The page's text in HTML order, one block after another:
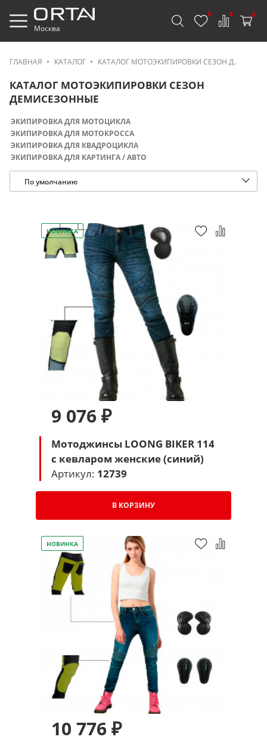
Москва
0 0 0
ГЛАВНАЯ КАТАЛОГ КАТАЛОГ МОТОЭКИПИРОВКИ СЕЗОН Д..
КАТАЛОГ МОТОЭКИПИРОВКИ СЕЗОН
ДЕМИСЕЗОННЫЕ
ЭКИПИРОВКА ДЛЯ МОТОЦИКЛА
ЭКИПИРОВКА ДЛЯ МОТОКРОССА
ЭКИПИРОВКА ДЛЯ КВАДРОЦИКЛА
ЭКИПИРОВКА ДЛЯ КАРТИНГА / АВТО
По умолчанию
НОВИНКА
9 076 ₽
Мотоджинсы LOONG BIKER 114
с кевларом женские (синий)
Артикул: 12739
В КОРЗИНУ
НОВИНКА
10 776 ₽